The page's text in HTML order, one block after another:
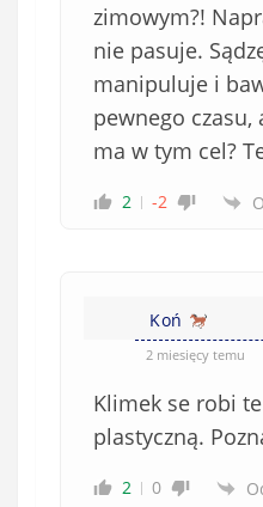
zimowym?!
nie pasuje.
manipuluje i
pewnego czasu,
ma w tym cel?
2 -2
Koń
2 miesięcy temu
Klimek se robi
plastyczną.
2 0